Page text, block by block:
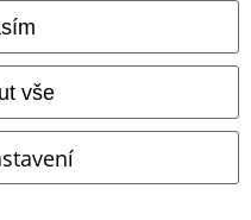
vše
Balík Do ruky
a využijte všechny nové